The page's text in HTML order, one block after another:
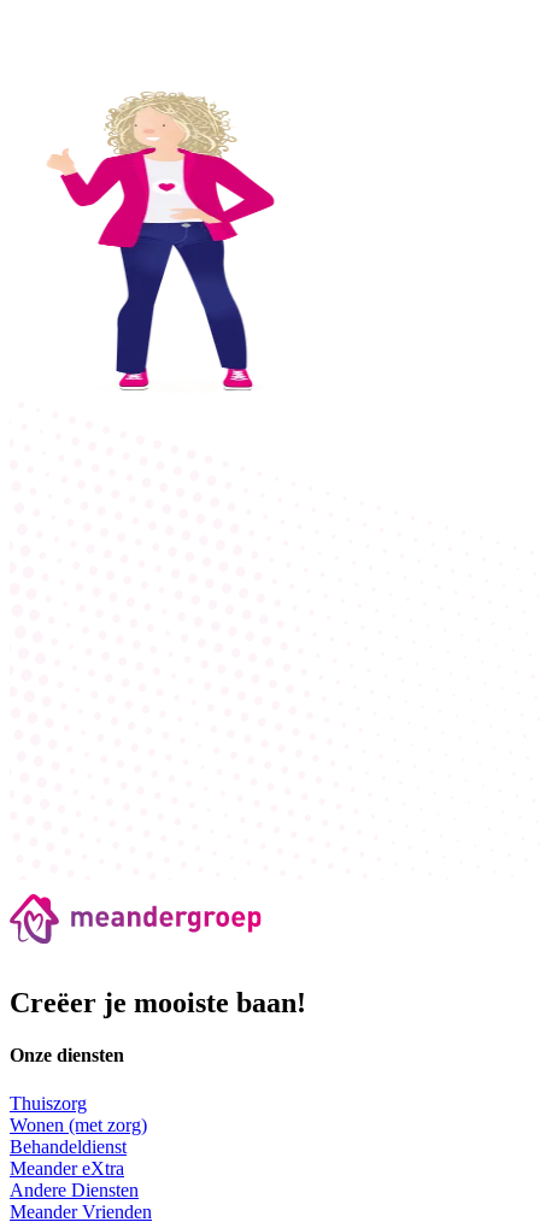
Creëer je mooiste baan!
Onze diensten
Thuiszorg
Wonen (met zorg)
Behandeldienst
Meander eXtra
Andere Diensten
Meander Vrienden